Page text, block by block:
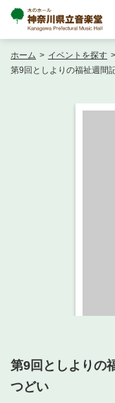
・ フロアマップ
・ よくある質問
・ 空き状況
・ 音楽堂のご案内
神奈川県立音楽堂
ホーム > イベントを探す >
第9回としよりの福祉週間
第9回としよりの
つどい